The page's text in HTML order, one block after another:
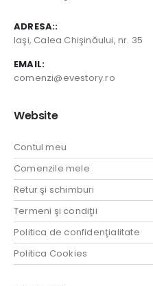
ADRESA::
Iaşi, Calea Chişinăului, nr. 35
EMAIL:
comenzi@evestory.ro
Website
Contul meu
Comenzile mele
Retur şi schimburi
Termeni şi condiţii
Politica de confidenţialitate
Politica Cookies